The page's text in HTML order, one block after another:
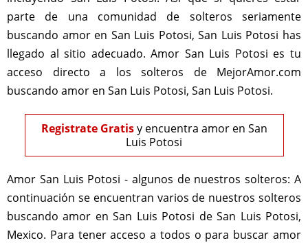
parte de una comunidad de solteros seriamente
buscando amor en San Luis Potosi, San Luis Potosi has
llegado al sitio adecuado. Amor San Luis Potosi es tu
acceso directo a los solteros de MejorAmor.com
buscando amor en San Luis Potosi, San Luis Potosi.
Registrate Gratisy encuentra amor en San
Luis Potosi
Amor San Luis Potosi - algunos de nuestros solteros: A
continuación se encuentran varios de nuestros solteros
buscando amor en San Luis Potosi de San Luis Potosi,
Mexico. Para tener acceso a todos o para buscar amor